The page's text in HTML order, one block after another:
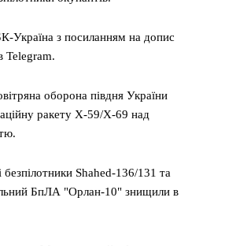
Україна з посиланням на допис
Telegram.
оборона півдня України
ракету Х-59/Х-69 над
Shahed-136/131 та
БпЛА "Орлан-10" знищили в